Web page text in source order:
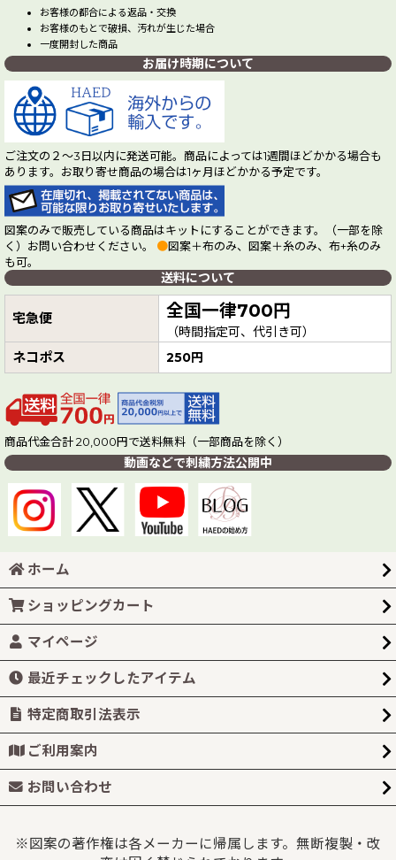
お客様の都合による返品・交換
お客様のもとで破損、汚れが生じた場合
一度開封した商品
お届け時期について
ご注文の２～3日以内に発送可能。商品によっては1週間ほどかかる場合も
あります。お取り寄せ商品の場合は1ヶ月ほどかかる予定です。
図案のみで販売している商品はキットにすることができます。（一部を除
く）お問い合わせください。 ●図案＋布のみ、図案＋糸のみ、布+糸のみ
も可。
送料について
宅急便 全国一律700円
（時間指定可、代引き可）
ネコポス 250円
商品代金合計 20,000円で送料無料（一部商品を除く）
動画などで刺繍方法公開中
ホーム
ショッピングカート
マイページ
最近チェックしたアイテム
特定商取引法表示
ご利用案内
お問い合わせ
※図案の著作権は各メーカーに帰属します。無断複製・改